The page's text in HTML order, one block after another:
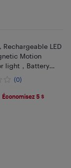
LED
Motion
light，Battery
(0)
Économisez 5 $